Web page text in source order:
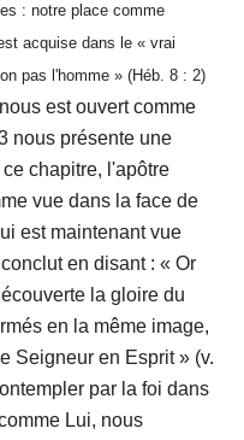
: notre place comme
acquise dans le « vrai
pas l'homme » (Héb. 8 : 2)
est ouvert comme
nous présente une
chapitre, l'apôtre
vue dans la face de
est maintenant vue
en disant : « Or
la gloire du
en la même image,
Seigneur en Esprit » (v.
par la foi dans
Lui, nous